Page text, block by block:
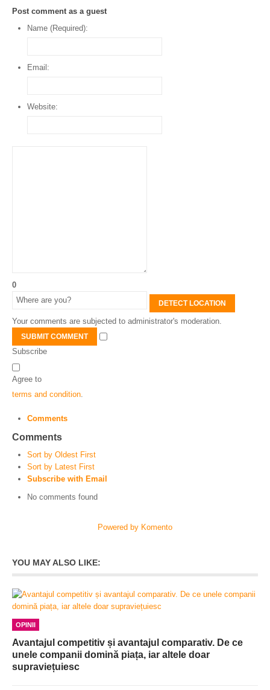
Post comment as a guest
Name (Required):
Email:
Website:
0
DETECT LOCATION
Your comments are subjected to administrator's moderation.
SUBMIT COMMENT
Subscribe
Agree to
terms and condition
Comments
Comments
Sort by Oldest First
Sort by Latest First
Subscribe with Email
No comments found
Powered by Komento
YOU MAY ALSO LIKE:
OPINII
Avantajul competitiv și avantajul comparativ. De ce
unele companii domină piața, iar altele doar
supraviețuiesc